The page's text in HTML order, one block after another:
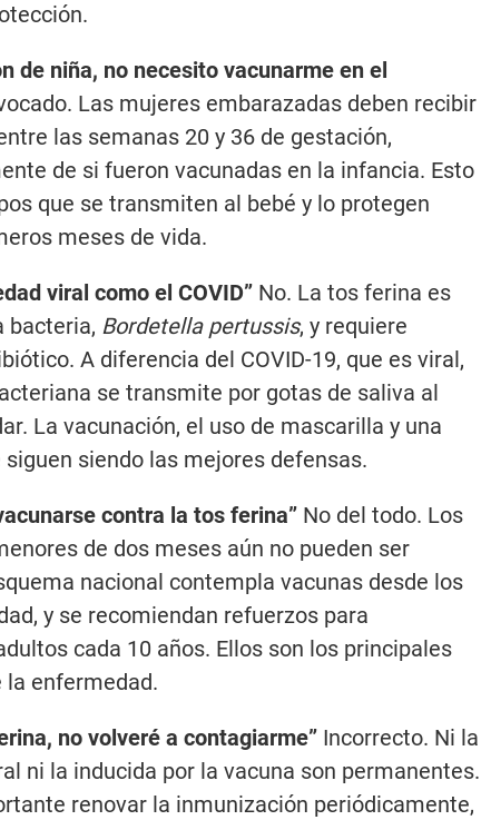
de niña, no necesito vacunarme en el
Las mujeres embarazadas deben recibir
las semanas 20 y 36 de gestación,
de si fueron vacunadas en la infancia. Esto
que se transmiten al bebé y lo protegen
meses de vida.
viral como el COVID” No. La tos ferina es
bacteria, Bordetella pertussis, y requiere
A diferencia del COVID-19, que es viral,
se transmite por gotas de saliva al
La vacunación, el uso de mascarilla y una
siendo las mejores defensas.
contra la tos ferina” No del todo. Los
de dos meses aún no pueden ser
nacional contempla vacunas desde los
y se recomiendan refuerzos para
cada 10 años. Ellos son los principales
enfermedad.
no volveré a contagiarme” Incorrecto. Ni la
ni la inducida por la vacuna son permanentes.
renovar la inmunización periódicamente,